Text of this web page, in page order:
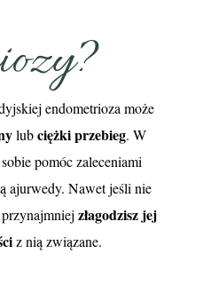
endometrioza może
lubciężki przebieg. W
pomóc zaleceniami
ajurwedy. Nawet jeśli nie
złagodzisz jej
z nią związane.